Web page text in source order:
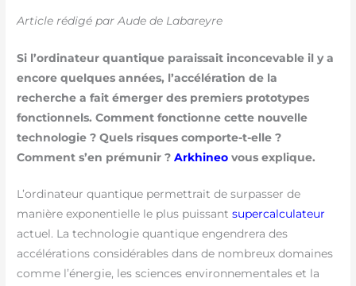
Article rédigé par Aude de Labareyre
Si l’ordinateur quantique paraissait inconcevable il y a
encore quelques années, l’accélération de la
recherche a fait émerger des premiers prototypes
fonctionnels. Comment fonctionne cette nouvelle
technologie ? Quels risques comporte-t-elle ?
Comment s’en prémunir ?Arkhineo vous explique.
L’ordinateur quantique permettrait de surpasser de
manière exponentielle le plus puissantsupercalculateur
actuel. La technologie quantique engendrera des
accélérations considérables dans de nombreux domaines
comme l’énergie, les sciences environnementales et la